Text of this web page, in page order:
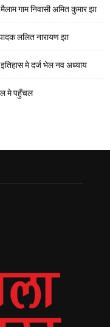
गाम निवासी अमित कुमार झा
ललित नारायण झा
मे दर्ज भेल नव अध्याय
मे पहुँचल